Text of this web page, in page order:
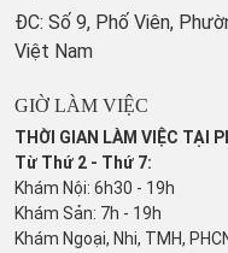
ĐC: Số 9, Phố Viên,
Việt Nam
GIỜ LÀM VIỆC
THỜI GIAN LÀM VIỆC TẠI
Từ Thứ 2 - Thứ 7:
Khám Nội: 6h30 - 19h
Khám Sản: 7h - 19h
Khám Ngoại, Nhi, TMH,